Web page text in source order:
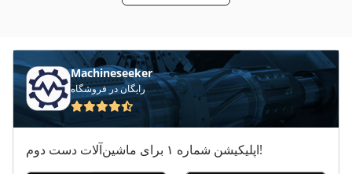
Machineseeker
رایگان در فروشگاه
اپلیکیشن شماره ۱ برای ماشین‌آلات دست دوم!